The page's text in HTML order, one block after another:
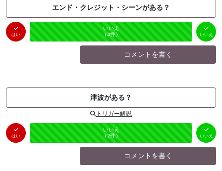
エンド・クレジット・シーンがある？
はい
はい
（0件）
未投票
いいえ
（4件） いいえ
コメントを書く
津波がある？
トリガー解説
はい
はい
（0件）
未投票
いいえ
（2件） いいえ
コメントを書く